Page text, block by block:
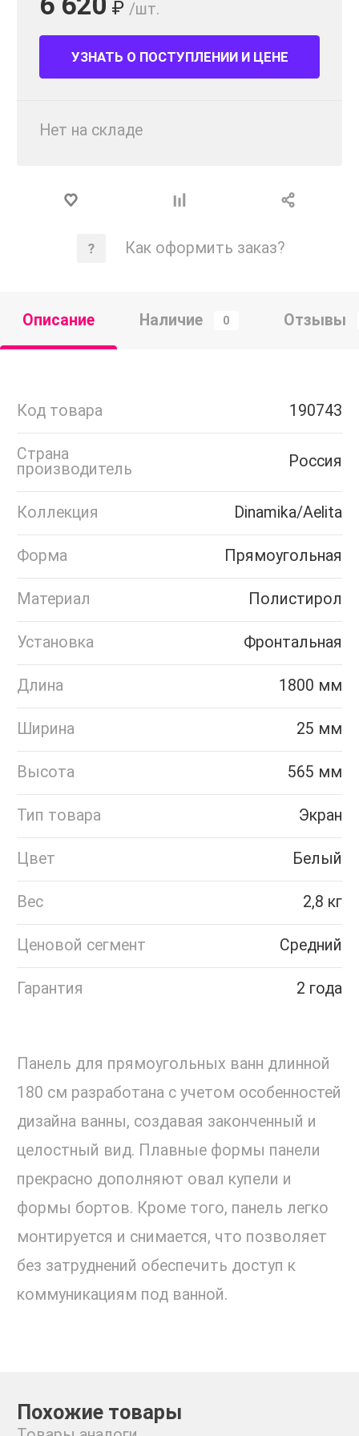
₽ /шт.
УЗНАТЬ О ПОСТУПЛЕНИИ И ЦЕНЕ
Нет на складе
Как оформить заказ?
Описание Наличие 0 Отзывы
Код товара 190743
Страна
производитель
Россия
Коллекция Dinamika/Aelita
Форма Прямоугольная
Материал Полистирол
Установка Фронтальная
Длина 1800 мм
Ширина 25 мм
Высота 565 мм
Тип товара Экран
Цвет Белый
Вес 2,8 кг
Ценовой сегмент Средний
Гарантия 2 года
Панель для прямоугольных ванн длинной
180 см разработана с учетом особенностей
дизайна ванны, создавая законченный и
целостный вид. Плавные формы панели
прекрасно дополняют овал купели и
формы бортов. Кроме того, панель легко
монтируется и снимается, что позволяет
без затруднений обеспечить доступ к
коммуникациям под ванной.
Похожие товары